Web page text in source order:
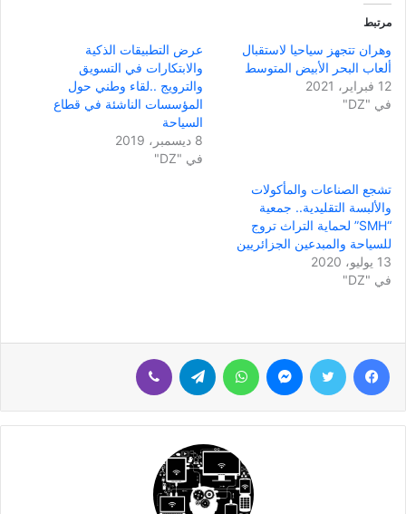
مرتبط
وهران تتجهز سياحيا لاستقبال
ألعاب البحر الأبيض المتوسط
12 فبراير، 2021
في "DZ"
عرض التطبيقات الذكية
والابتكارات في التسويق
والترويج ..لقاء وطني حول
المؤسسات الناشئة في قطاع
السياحة
8 ديسمبر، 2019
في "DZ"
تشجع الصناعات والمأكولات
والألبسة التقليدية.. جمعية
“SMH” لحماية التراث تروج
للسياحة والمبدعين الجزائريين
13 يوليو، 2020
في "DZ"